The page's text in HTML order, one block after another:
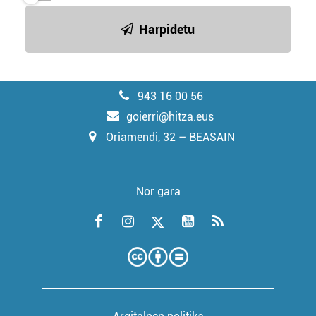
Harpidetu
943 16 00 56
goierri@hitza.eus
Oriamendi, 32 – BEASAIN
Nor gara